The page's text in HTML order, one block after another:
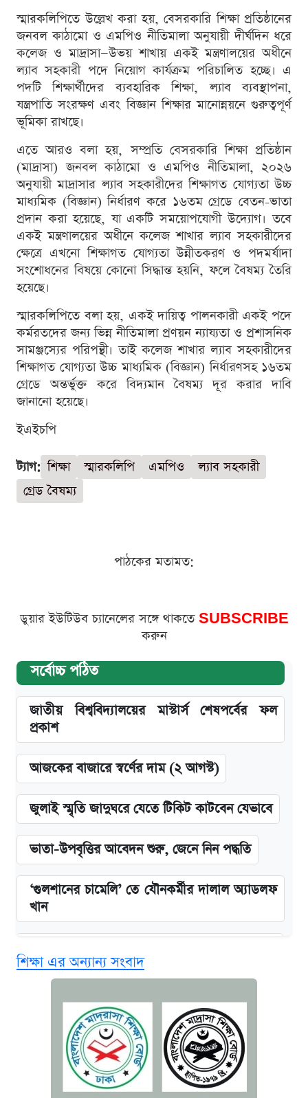
স্মারকলিপিতে উল্লেখ করা হয়, বেসরকারি শিক্ষা প্রতিষ্ঠানের
জনবল কাঠামো ও এমপিও নীতিমালা অনুযায়ী দীর্ঘদিন ধরে
কলেজ ও মাদ্রাসা—উভয় শাখায় একই মন্ত্রণালয়ের অধীনে
ল্যাব সহকারী পদে নিয়োগ কার্যক্রম পরিচালিত হচ্ছে। এ
পদটি শিক্ষার্থীদের ব্যবহারিক শিক্ষা, ল্যাব ব্যবস্থাপনা,
যন্ত্রপাতি সংরক্ষণ এবং বিজ্ঞান শিক্ষার মানোন্নয়নে গুরুত্বপূর্ণ
ভূমিকা রাখছে।
এতে আরও বলা হয়, সম্প্রতি বেসরকারি শিক্ষা প্রতিষ্ঠান
(মাদ্রাসা) জনবল কাঠামো ও এমপিও নীতিমালা, ২০২৬
অনুযায়ী মাদ্রাসার ল্যাব সহকারীদের শিক্ষাগত যোগ্যতা উচ্চ
মাধ্যমিক (বিজ্ঞান) নির্ধারণ করে ১৬তম গ্রেডে বেতন-ভাতা
প্রদান করা হয়েছে, যা একটি সময়োপযোগী উদ্যোগ। তবে
একই মন্ত্রণালয়ের অধীনে কলেজ শাখার ল্যাব সহকারীদের
ক্ষেত্রে এখনো শিক্ষাগত যোগ্যতা উন্নীতকরণ ও পদমর্যাদা
সংশোধনের বিষয়ে কোনো সিদ্ধান্ত হয়নি, ফলে বৈষম্য তৈরি
হয়েছে।
স্মারকলিপিতে বলা হয়, একই দায়িত্ব পালনকারী একই পদে
কর্মরতদের জন্য ভিন্ন নীতিমালা প্রণয়ন ন্যায্যতা ও প্রশাসনিক
সামঞ্জস্যের পরিপন্থী। তাই কলেজ শাখার ল্যাব সহকারীদের
শিক্ষাগত যোগ্যতা উচ্চ মাধ্যমিক (বিজ্ঞান) নির্ধারণসহ ১৬তম
গ্রেডে অন্তর্ভুক্ত করে বিদ্যমান বৈষম্য দূর করার দাবি
জানানো হয়েছে।
ইএইচপি
ট্যাগ: শিক্ষা স্মারকলিপি এমপিও
ল্যাব সহকারী
গ্রেড বৈষম্য
পাঠকের মতামত:
ডুয়ার ইউটিউব চ্যানেলের সঙ্গে থাকতে SUBSCRIBE
করুন
সর্বোচ্চ পঠিত
জাতীয় বিশ্ববিদ্যালয়ের মাস্টার্স শেষপর্বের ফল
প্রকাশ
আজকের বাজারে স্বর্ণের দাম (২ আগস্ট)
জুলাই স্মৃতি জাদুঘরে যেতে টিকিট কাটবেন যেভাবে
ভাতা-উপবৃত্তির আবেদন শুরু, জেনে নিন পদ্ধতি
‘গুলশানের চামেলি’ তে যৌনকর্মীর দালাল অ্যাডলফ
খান
দাম ও ফিচার
আজকের বাজারে স্বর্ণের দাম (৪ আগস্ট)
নবম জাতীয় পে-স্কেল নিয়ে সর্বশেষ যা জানা গেল
শিক্ষা এর অন্যান্য সংবাদ